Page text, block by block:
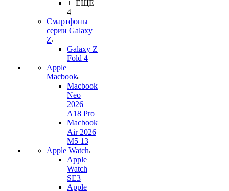
+ ЕЩЕ
4
Смартфоны
серии Galaxy
Z
Galaxy Z
Fold 4
Apple
Macbook
Macbook
Neo
2026
A18 Pro
Macbook
Air 2026
M5 13
Apple Watch
Apple
Watch
SE3
Apple